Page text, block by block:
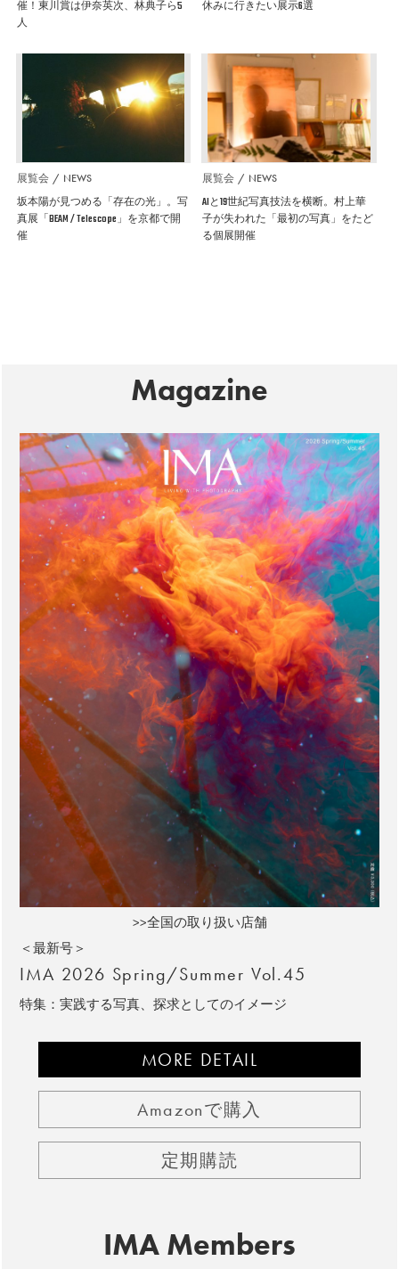
催！東川賞は伊奈英次、林典子ら5
人
休みに行きたい展示6選
展覧会 NEWS
坂本陽が見つめる「存在の光」。写
真展「BEAM / Telescope」を京都で開
催
展覧会 NEWS
AIと19世紀写真技法を横断。村上華
子が失われた「最初の写真」をたど
る個展開催
Magazine
>>全国の取り扱い店舗
＜最新号＞
IMA 2026 Spring/Summer Vol.45
特集：実践する写真、探求としてのイメージ
MORE DETAIL
Amazonで購入
定期購読
IMA Members